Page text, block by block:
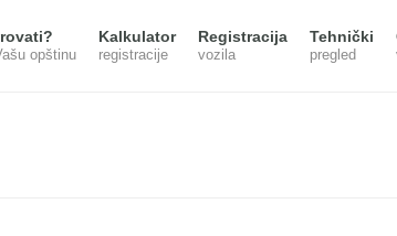
opštinu
Kalkulator
registracije
Registracija
vozila
Tehnički
pregled